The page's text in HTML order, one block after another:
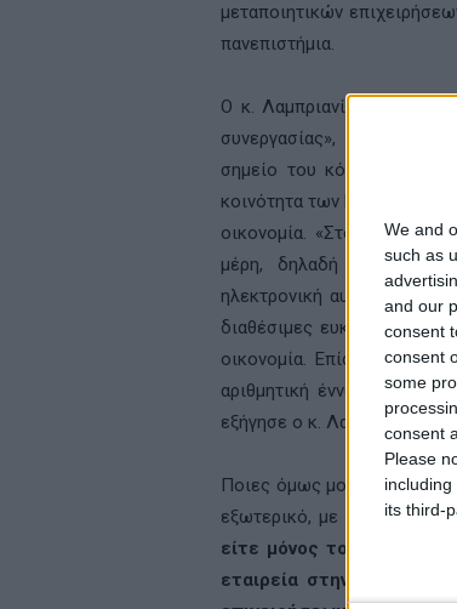
We and
such as
and our
consent
consent
some
consent
Please
its third-
μεταποιητικών
πανεπιστήμια.
Ο κ. Λαμπριανίδης
συνεργασίας», η οποία
σημείο του κόσμου και αν
κοινότητα των Ελλήνων
οικονομία. «Στόχος είναι
μέρη, δηλαδή εκείνους
ηλεκτρονική αυτή
διαθέσιμες ευκαιρίες
οικονομία. Επίσης,
αριθμητική έννοια, αλλά
εξήγησε ο κ. Λαμπριανίδης.
Ποιες όμως μορφές μπορεί
εξωτερικό, με την
είτε μόνος του, είτε σε
εταιρεία στην Ελλάδα